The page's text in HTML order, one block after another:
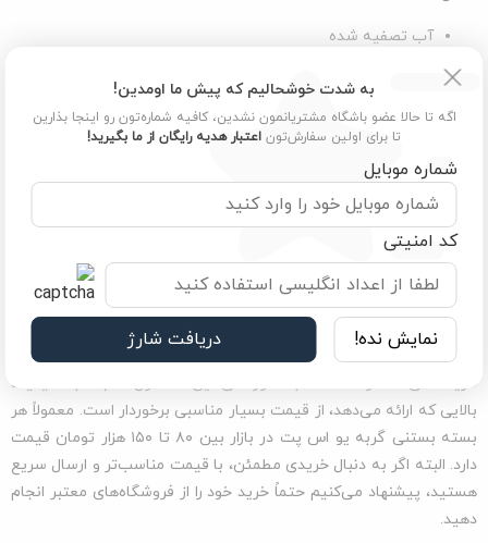
آب تصفیه شده
ویتامین‌های گروه B
ویتامین E
تورین (ماده‌ای ضروری برای سلامت قلب و بینایی گربه)
اسیدهای چرب مفید
فیبر طبیعی برای بهبود گوارش
این ترکیبات باعث می‌شوند که گربه شما ضمن لذت بردن از طعم
بستنی، از مزایای تغذیه‌ای عالی نیز بهره‌مند شود.
قیمت بستنی گربه یو اس پت
قیمت بستنی گربه بالغ یو اس پت
بسته به طعم، وزن بسته‌بندی و محل
خرید کمی متفاوت است. به طور کلی این محصول نسبت به کیفیت
بالایی که ارائه می‌دهد، از قیمت بسیار مناسبی برخوردار است. معمولاً هر
بسته بستنی گربه یو اس پت در بازار بین ۸۰ تا ۱۵۰ هزار تومان قیمت
دارد. البته اگر به دنبال خریدی مطمئن، با قیمت مناسب‌تر و ارسال سریع
هستید، پیشنهاد می‌کنیم حتماً خرید خود را از فروشگاه‌های معتبر انجام
دهید.
به شدت خوشحالیم که پیش ما اومدین!
اگه تا حالا عضو باشگاه مشتریانمون نشدین، کافیه شماره‌تون رو اینجا بذارین
تا برای اولین سفارش‌تون اعتبار هدیه رایگان از ما بگیرید!
شماره موبایل
کد امنیتی
نمایش نده! دریافت شارژ